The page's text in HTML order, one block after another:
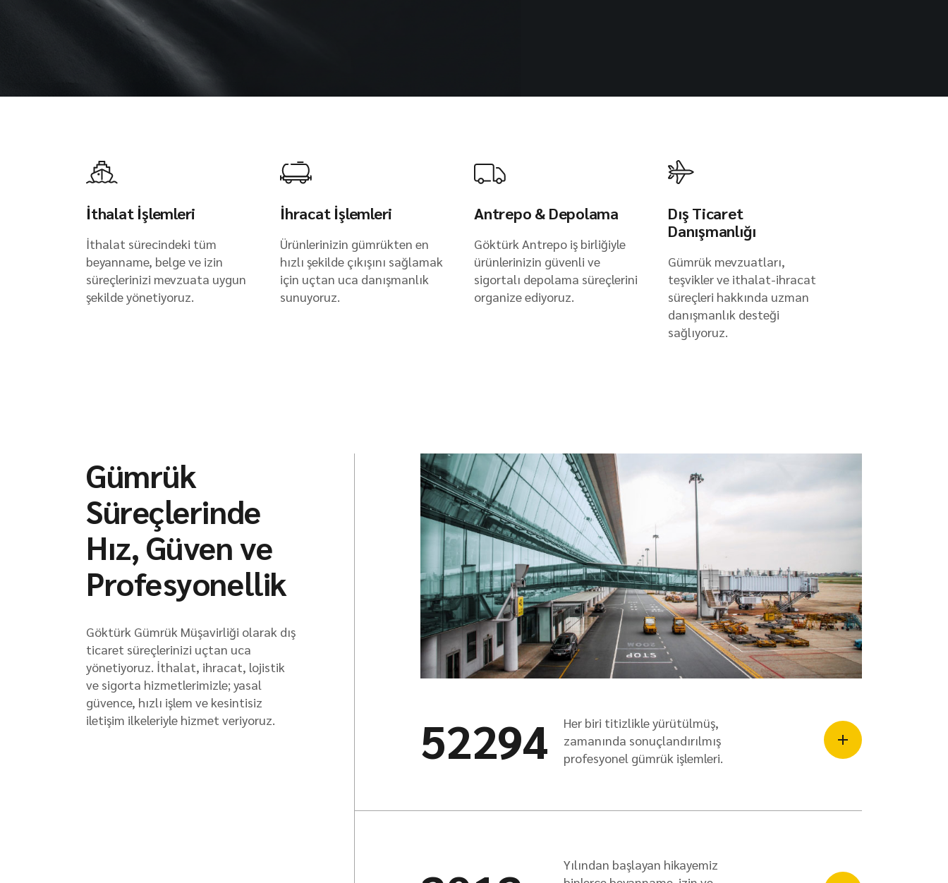
İthalat İşlemleri
İthalat sürecindeki tüm
beyanname, belge ve izin
süreçlerinizi mevzuata uygun
şekilde yönetiyoruz.
İhracat İşlemleri
Ürünlerinizin gümrükten en
hızlı şekilde çıkışını sağlamak
için uçtan uca danışmanlık
sunuyoruz.
Antrepo & Depolama
Göktürk Antrepo iş birliğiyle
ürünlerinizin güvenli ve
sigortalı depolama süreçlerini
organize ediyoruz.
Dış Ticaret
Danışmanlığı
Gümrük mevzuatları,
teşvikler ve ithalat-ihracat
süreçleri hakkında uzman
danışmanlık desteği
sağlıyoruz.
Gümrük
Süreçlerinde
Hız, Güven ve
Profesyonellik
Göktürk Gümrük Müşavirliği olarak dış
ticaret süreçlerinizi uçtan uca
yönetiyoruz. İthalat, ihracat, lojistik
ve sigorta hizmetlerimizle; yasal
güvence, hızlı işlem ve kesintisiz
iletişim ilkeleriyle hizmet veriyoruz.
52294
Her biri titizlikle yürütülmüş,
zamanında sonuçlandırılmış
profesyonel gümrük işlemleri.
Yılından başlayan hikayemiz